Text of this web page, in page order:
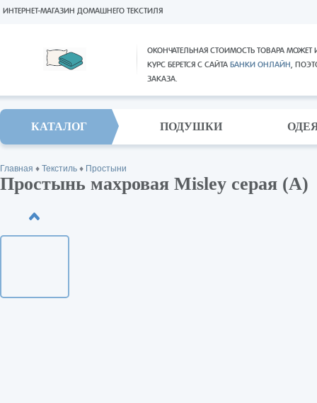
ОКОНЧАТЕЛЬНАЯ СТОИМОСТЬ ТОВАРА
КУРС БЕРЕТСЯ С САЙТА БАНКИ ОНЛАЙН,
ЗАКАЗА.
ИНТЕРНЕТ-МАГАЗИН ДОМАШНЕГО ТЕКСТИЛЯ
КАТАЛОГ ПОДУШКИ
Главная ♦ Текстиль ♦ Простыни
Простынь махровая Misley серая (А)